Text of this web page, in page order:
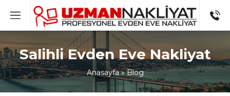
Salihli Evden Eve Nakliyat
Anasayfa»Blog